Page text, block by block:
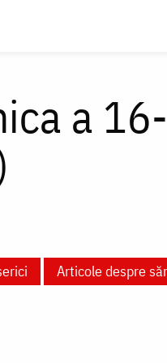
a
Articole despre